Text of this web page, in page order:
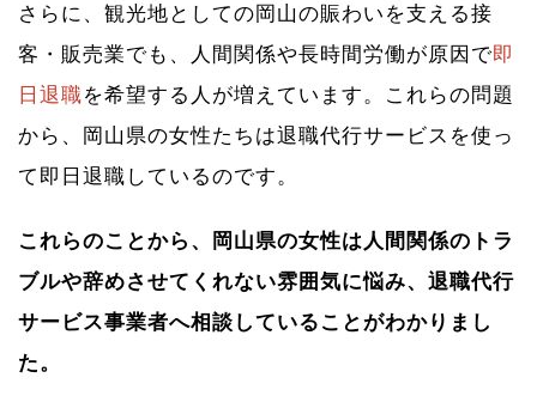
さらに、観光地としての岡山の賑わいを支える接
客・販売業でも、人間関係や長時間労働が原因で即
日退職を希望する人が増えています。これらの問題
から、岡山県の女性たちは退職代行サービスを使っ
て即日退職しているのです。
これらのことから、岡山県の女性は人間関係のトラ
ブルや辞めさせてくれない雰囲気に悩み、退職代行
サービス事業者へ相談していることがわかりまし
た。